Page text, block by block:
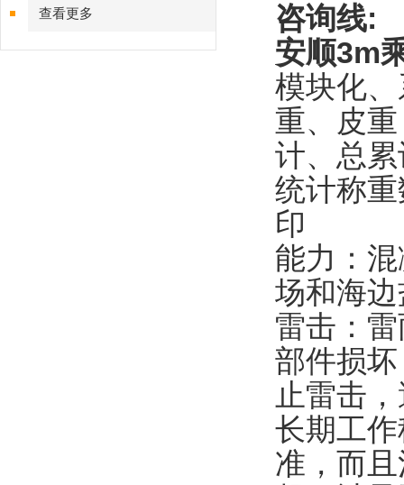
查看更多 咨询线:
安顺3m
模块化
重、皮
计、总
统计称
印
能力：
场和海
雷击：
部件损
止雷击
长期工
准，而